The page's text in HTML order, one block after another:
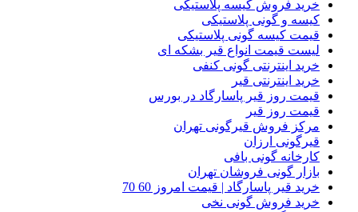
خرید فروش کیسه پلاستیکی
کیسه و گونی پلاستیکی
قیمت کیسه گونی پلاستیکی
لیست قیمت انواع قیر بشکه ای
خرید اینترنتی گونی کنفی
خرید اینترنتی قیر
قیمت روز قیر پاسارگاد در بورس
قیمت روز قیر
مرکز فروش قیرگونی تهران
قیرگونی ارزان
کارخانه گونی بافی
بازار گونی فروشان تهران
خرید قیر پاسارگاد | قیمت امروز 60 70
خرید فروش گونی نخی